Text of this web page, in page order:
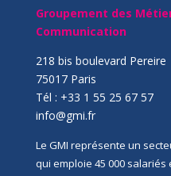
Groupement des
Communication
218 bis boulevard Pereire
75017 Paris
Tél : +33 1 55 25 67 57
info@gmi.fr
Le GMI représente un
qui emploie 45 000